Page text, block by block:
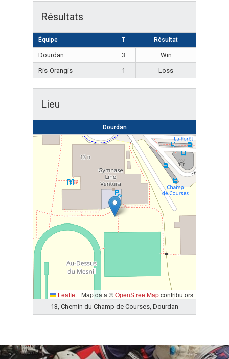
Résultats
Équipe T Résultat
Dourdan 3
Win
Ris-Orangis
1 Loss
Lieu
Dourdan
Leaflet | Map data ©OpenStreetMapcontributors
13, Chemin du Champ de Courses, Dourdan